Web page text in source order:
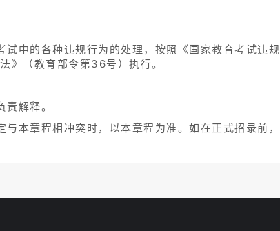
中的各种违规行为的处理，按照《国家教育考试违规
》（教育部令第36号）执行。
解释。
本章程相冲突时，以本章程为准。如在正式招录前，